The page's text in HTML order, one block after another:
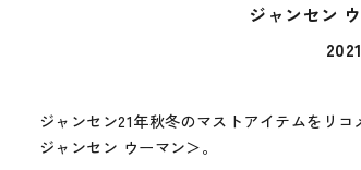
ジャンセン
ジャンセン21年秋冬のマストアイテムをリ
ジャンセン ウーマン＞。